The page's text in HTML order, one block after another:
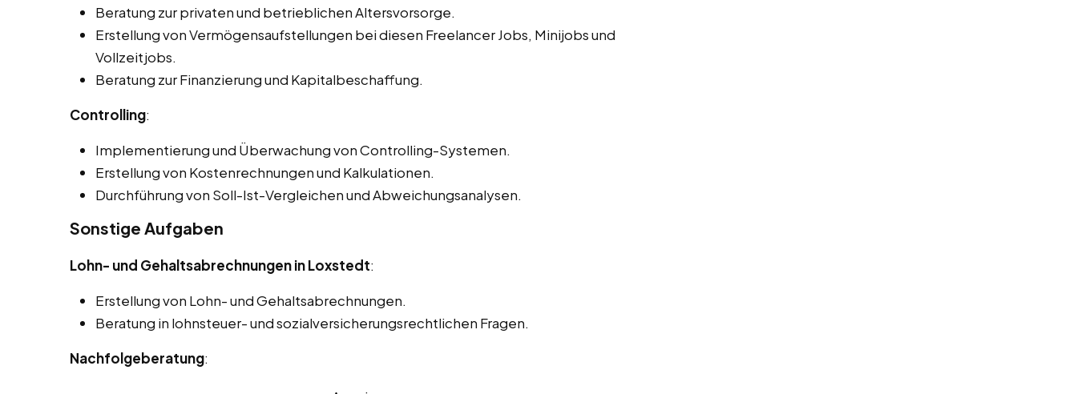
Beratung zur privaten und betrieblichen Altersvorsorge.
Erstellung von Vermögensaufstellungen bei diesen Freelancer Jobs, Minijobs und
Vollzeitjobs.
Beratung zur Finanzierung und Kapitalbeschaffung.
Controlling:
Implementierung und Überwachung von Controlling-Systemen.
Erstellung von Kostenrechnungen und Kalkulationen.
Durchführung von Soll-Ist-Vergleichen und Abweichungsanalysen.
Sonstige Aufgaben
Lohn- und Gehaltsabrechnungen in Loxstedt:
Erstellung von Lohn- und Gehaltsabrechnungen.
Beratung in lohnsteuer- und sozialversicherungsrechtlichen Fragen.
Nachfolgeberatung: